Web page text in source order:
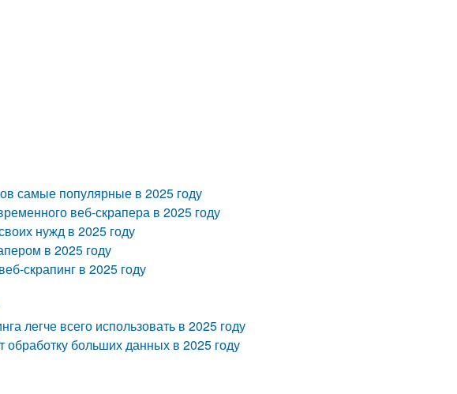
самые популярные в 2025 году
веб-скрапера в 2025 году
нужд в 2025 году
в 2025 году
скрапинг в 2025 году
легче всего использовать в 2025 году
больших данных в 2025 году